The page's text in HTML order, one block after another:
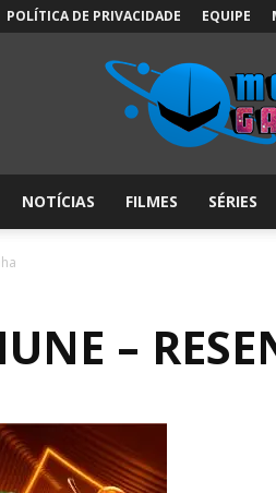
POLÍTICA DE PRIVACIDADE EQUIPE
NOTÍCIAS FILMES SÉRIES
–